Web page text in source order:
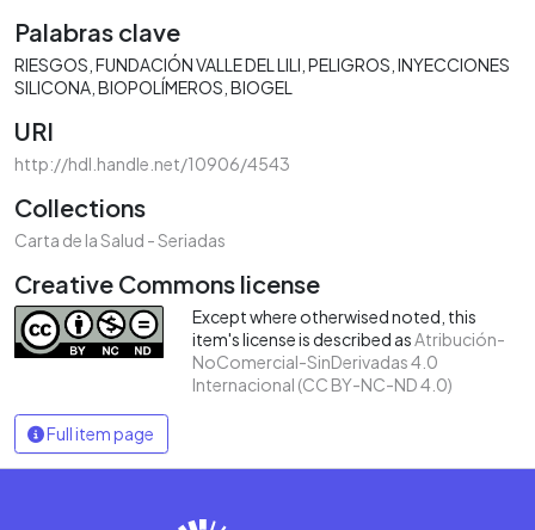
Palabras clave
RIESGOS FUNDACIÓN VALLE DEL LILI PELIGROS INYECCIONES
SILICONA BIOPOLÍMEROS BIOGEL
URI
http://hdl.handle.net/10906/4543
Collections
Carta de la Salud - Seriadas
Creative Commons license
Except where otherwised noted, this
item's license is described asAtribución-
NoComercial-SinDerivadas 4.0
Internacional (CC BY-NC-ND 4.0)
Full item page